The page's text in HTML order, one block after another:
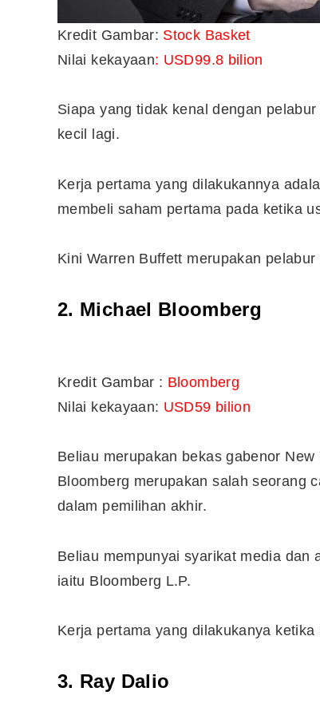
Kredit Gambar: Stock Basket
Nilai kekayaan: USD99.8 bilion
Siapa yang tidak kenal dengan
kecil lagi.
Kerja pertama yang dilakukannya
membeli saham pertama pada ketika
Kini Warren Buffett merupakan
2. Michael Bloomberg
Kredit Gambar : Bloomberg
Nilai kekayaan: USD59 bilion
Beliau merupakan bekas gabenor
Bloomberg merupakan salah seorang
dalam pemilihan akhir.
Beliau mempunyai syarikat media dan
iaitu Bloomberg L.P.
Kerja pertama yang dilakukanya
3. Ray Dalio
10 Aplikasi Perlu Ada